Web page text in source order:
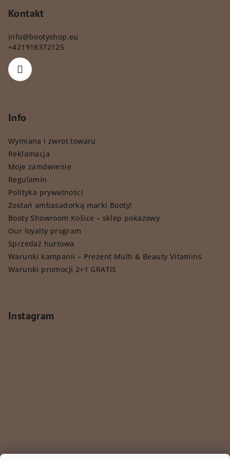
Kontakt
info@bootyshop.eu
+421918372125
Info
Wymiana i zwrot towaru
Reklamacja
Moje zamówienie
Regulamin
Polityka prywatności
Zostań ambasadorką marki Booty!
Booty Showroom Košice – sklep pokazowy
Our loyalty program
Sprzedaż hurtowa
Warunki kampanii – Prezent Multi & Beauty Vitamins
Warunki promocji 2+1 GRATIS
Instagram